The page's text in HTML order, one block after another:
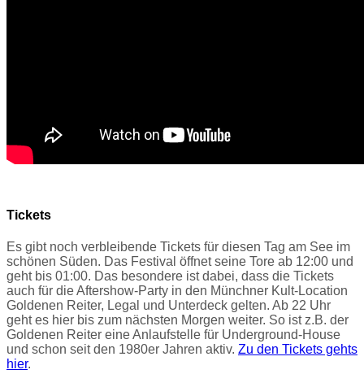
Tickets
Es gibt noch verbleibende Tickets für diesen Tag am See im
schönen Süden. Das Festival öffnet seine Tore ab 12:00 und
geht bis 01:00. Das besondere ist dabei, dass die Tickets
auch für die Aftershow-Party in den Münchner Kult-Location
Goldenen Reiter, Legal und Unterdeck gelten. Ab 22 Uhr
geht es hier bis zum nächsten Morgen weiter. So ist z.B. der
Goldenen Reiter eine Anlaufstelle für Underground-House
und schon seit den 1980er Jahren aktiv. Zu den Tickets gehts
hier.